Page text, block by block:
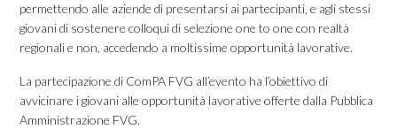
permettendo alle aziende di presentarsi ai partecipanti, e agli stessi
giovani di sostenere colloqui di selezione one to one con realtà
regionali e non, accedendo a moltissime opportunità lavorative.
La partecipazione di ComPA FVG all’evento ha l’obiettivo di
avvicinare i giovani alle opportunità lavorative offerte dalla Pubblica
Amministrazione FVG.